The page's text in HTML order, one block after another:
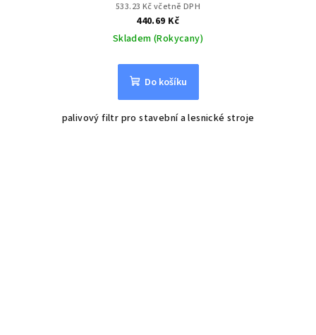
533.23 Kč včetně DPH
440.69 Kč
Skladem (Rokycany)
Do košíku
palivový filtr pro stavební a lesnické stroje